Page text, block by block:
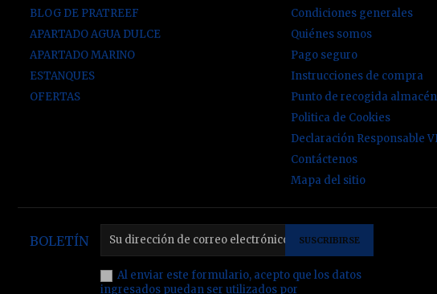
BLOG DE PRATREEF
APARTADO AGUA DULCE
APARTADO MARINO
ESTANQUES
OFERTAS
Condiciones generales
Quiénes somos
Pago seguro
Instrucciones de compra
Punto de recogida almacén
Politica de Cookies
Declaración Responsable
Contáctenos
Mapa del sitio
BOLETÍN
Al enviar este formulario, acepto que los datos
ingresados puedan ser utilizados por